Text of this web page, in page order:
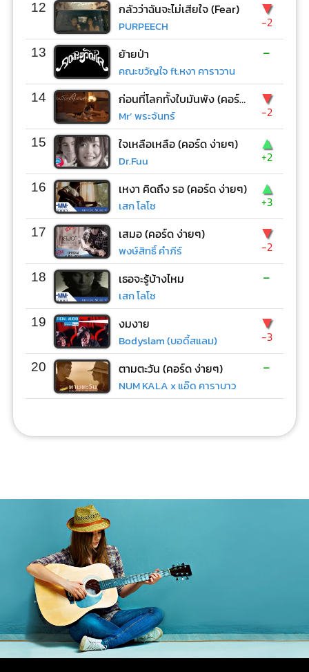
12 กลัวว่าฉันจะไม่เสียใจ (Fear)
PURPEECH
▼
-2
13 ย้ายป่า
คณะขวัญใจ ft.หงา คาราวาน
-
14 ก่อนที่โลกทั้งใบมันพัง (คอร์ด ง่ายๆ)
Mr’ พระจันทร์
▼
-2
15 ใจเหลือเหลือ (คอร์ด ง่ายๆ)
Dr.Fuu
▲
+2
16 เหงา คิดถึง รอ (คอร์ด ง่ายๆ)
เสก โลโซ
▲
+3
17 เสมอ (คอร์ด ง่ายๆ)
พงษ์สิทธิ์ คำภีร์
▼
-2
18 เธอจะรู้บ้างไหม
เสก โลโซ
-
19 งมงาย
Bodyslam (บอดี้สแลม)
▼
-3
20 ตามตะวัน (คอร์ด ง่ายๆ)
NUM KALA x แอ๊ด คาราบาว
-